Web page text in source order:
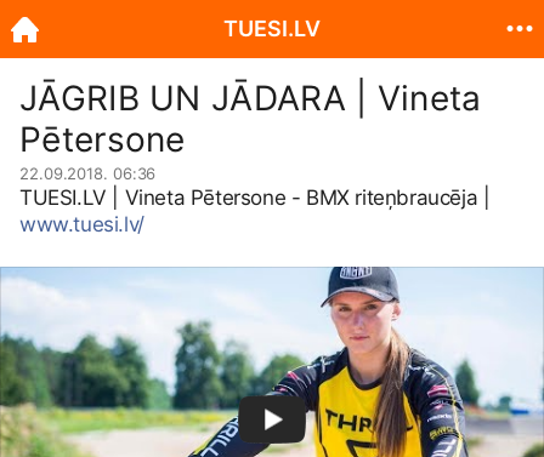
JĀGRIB UN JĀDARA | Vineta
Pētersone
22.09.2018. 06:36
TUESI.LV | Vineta Pētersone - BMX riteņbraucēja |
www.tuesi.lv/
TUESI.LV